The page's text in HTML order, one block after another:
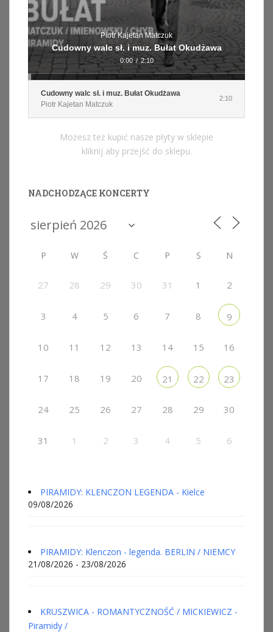
Piotr Kajetan Matczuk
Cudowny walc sł. i muz. Bułat Okudżawa
0:00 / 2:10
Cudowny walc sł. i muz. Bułat Okudżawa
Piotr Kajetan Matczuk
2:10
Możesz też kupić nasze płyty w sklepie
kliknij aby przejść do sklepu.
NADCHODZĄCE KONCERTY
P W Ś C P S N
27 28 29 30 31 1 2
3 4 5 6 7 8 9
10 11 12 13 14 15 16
17 18 19 20 21 22 23
24 25 26 27 28 29 30
31 1 2 3 4 5 6
PIRAMIDY: KLENCZON LEGENDA - Kielce
09/08/2026
PIRAMIDY: Klenczon - legenda. BERLIN / NIEMCY
21/08/2026 - 23/08/2026
KRUSZWICA - ROMANTYCZNOŚĆ / MICKIEWICZ -
Piramidy /